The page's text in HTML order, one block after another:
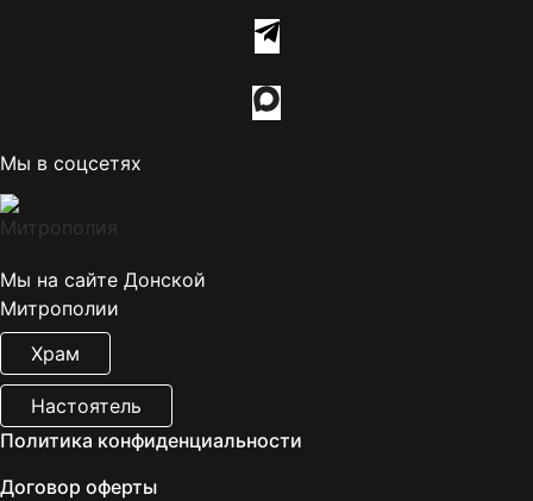
Мы в соцсетях
Мы на сайте Донской
Митрополии
Храм
Настоятель
Политика конфиденциальности
Договор оферты